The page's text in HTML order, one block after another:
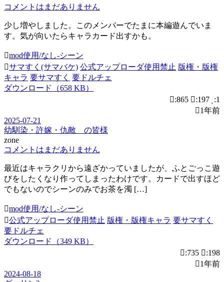
コメントはまだありません
少し増やしました。このメンバーでたまに本編遊んでいま
す。気が向いたらキャラカード出すかも。
mod使用/なし-シーン
サマすく(サマバケ) 公式アップローダ使用禁止 版権・版権
キャラ 要サマすく 要ドルチェ
ダウンロード（658 KB）
:865
:197 :1
1年前
2025-07-21
幼馴染・許嫁・仇敵 の皆様
zone
コメントはまだありません
最近はキャラクリから遠ざかっていましたが、ふとごっこ遊
びをしたくなり作ってしまったわけです。カードで出すほど
でもないのでシーンのみでお茶を濁 […]
mod使用/なし-シーン
公式アップローダ使用禁止 版権・版権キャラ 要サマすく
要ドルチェ
ダウンロード（349 KB）
:735
:198
1年前
2024-08-18